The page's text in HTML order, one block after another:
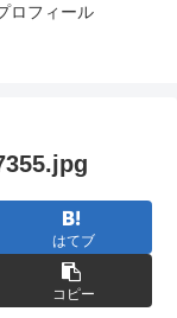
ロフィール
はてブ
コピー